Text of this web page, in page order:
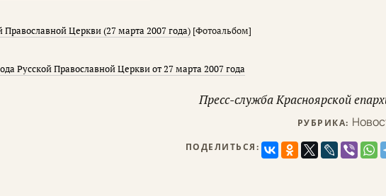
Церкви (27 марта 2007 года) [Фотоальбом]
Русской Православной Церкви от 27 марта 2007 года
Пресс-служба Красноярской
РУБРИКА:
ПОДЕЛИТЬСЯ: